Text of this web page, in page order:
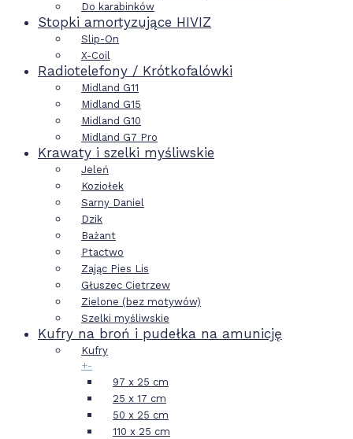
Do karabinków
Stopki amortyzujące HIVIZ
Slip-On
X-Coil
Radiotelefony / Krótkofalówki
Midland G11
Midland G15
Midland G10
Midland G7 Pro
Krawaty i szelki myśliwskie
Jeleń
Koziołek
Sarny Daniel
Dzik
Bażant
Ptactwo
Zając Pies Lis
Głuszec Cietrzew
Zielone (bez motywów)
Szelki myśliwskie
Kufry na broń i pudełka na amunicję
Kufry
+-
97 x 25 cm
25 x 17 cm
50 x 25 cm
110 x 25 cm